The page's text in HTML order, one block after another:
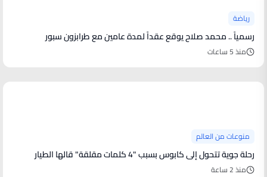
رياضة
رسمياً .. محمد صلاح يوقع عقداً لمدة عامين مع طرابزون سبور
منذ 5 ساعات
منوعات من العالم
رحلة جوية تتحول إلى كابوس بسبب "4 كلمات مقلقة" قالها الطيار
منذ 2 ساعة